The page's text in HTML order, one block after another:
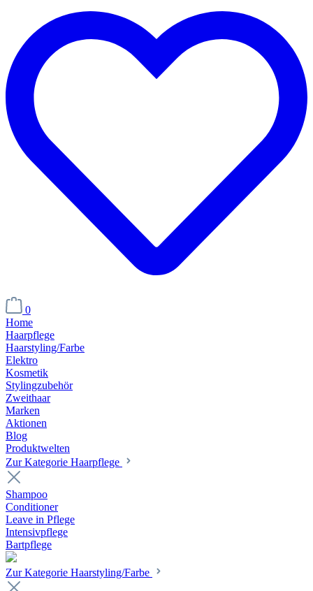
0
Home
Haarpflege
Haarstyling/Farbe
Elektro
Kosmetik
Stylingzubehör
Zweithaar
Marken
Aktionen
Blog
Produktwelten
Zur Kategorie Haarpflege
Shampoo
Conditioner
Leave in Pflege
Intensivpflege
Bartpflege
Zur Kategorie Haarstyling/Farbe